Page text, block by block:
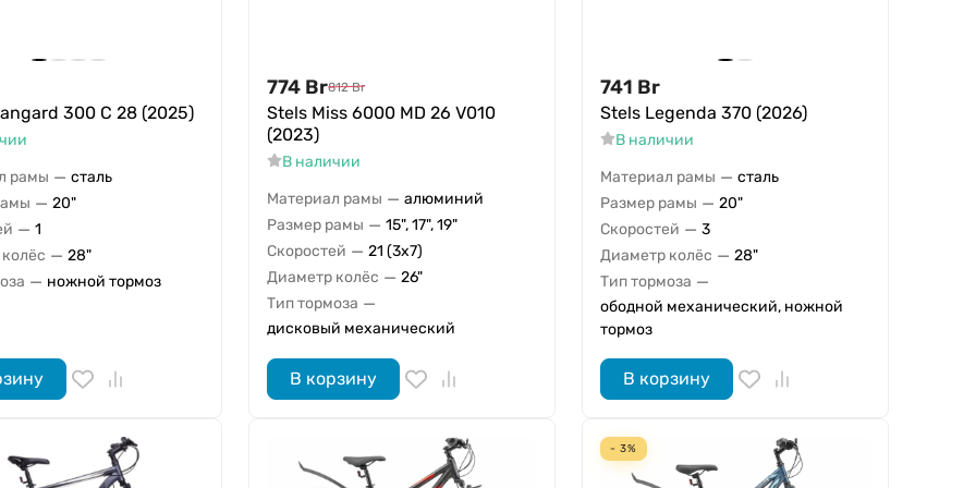
300 C 28 (2025)
рамы — сталь
— 20"
— 1
— 28"
— ножной тормоз
774 Br812 Br
Stels Miss 6000 MD 26 V010
(2023)
В наличии
Материал рамы — алюминий
Размер рамы — 15", 17", 19"
Скоростей — 21 (3x7)
Диаметр колёс — 26"
Тип тормоза —
дисковый механический
В корзину
741 Br
Stels Legenda 370 (2026)
В наличии
Материал рамы — сталь
Размер рамы — 20"
Скоростей — 3
Диаметр колёс — 28"
Тип тормоза —
ободной механический, ножной
тормоз
В корзину
- 3%